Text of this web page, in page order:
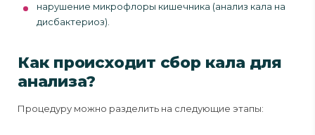
нарушение микрофлоры кишечника (анализ кала на
дисбактериоз).
Как происходит сбор кала для
анализа?
Процедуру можно разделить на следующие этапы: